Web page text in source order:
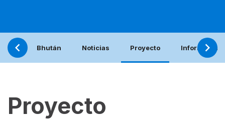
Bhután Noticias Proyecto Informe
Proyecto